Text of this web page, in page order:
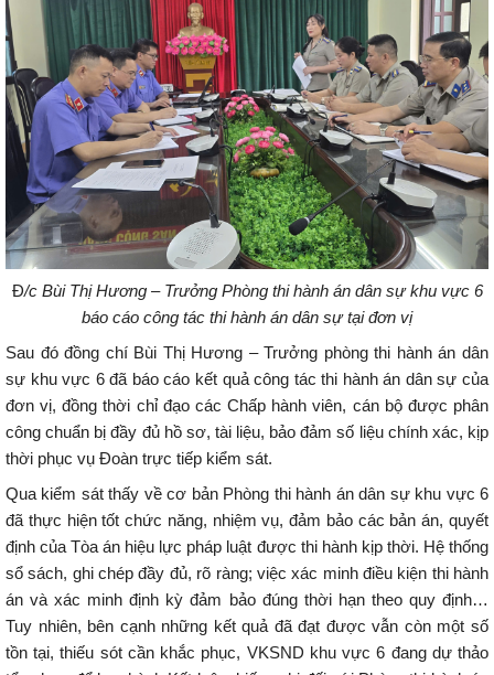
Đ/c Bùi Thị Hương – Trưởng Phòng thi hành án dân sự khu vực 6
báo cáo công tác thi hành án dân sự tại đơn vị
Sau đó đồng chí Bùi Thị Hương – Trưởng phòng thi hành án dân
sự khu vực 6 đã báo cáo kết quả công tác thi hành án dân sự của
đơn vị, đồng thời chỉ đạo các Chấp hành viên, cán bộ được phân
công chuẩn bị đầy đủ hồ sơ, tài liệu, bảo đảm số liệu chính xác, kịp
thời phục vụ Đoàn trực tiếp kiểm sát.
Qua kiểm sát thấy về cơ bản Phòng thi hành án dân sự khu vực 6
đã thực hiện tốt chức năng, nhiệm vụ, đảm bảo các bản án, quyết
định của Tòa án hiệu lực pháp luật được thi hành kịp thời. Hệ thống
sổ sách, ghi chép đầy đủ, rõ ràng; việc xác minh điều kiện thi hành
án và xác minh định kỳ đảm bảo đúng thời hạn theo quy định…
Tuy nhiên, bên cạnh những kết quả đã đạt được vẫn còn một số
tồn tại, thiếu sót cần khắc phục, VKSND khu vực 6 đang dự thảo